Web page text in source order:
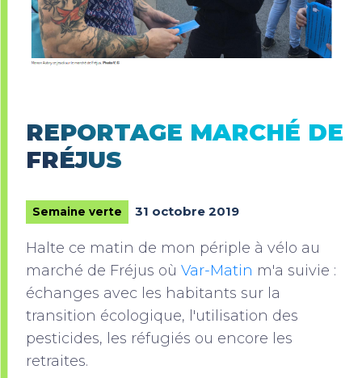
REPORTAGE MARCHÉ DE
FRÉJUS
Semaine verte 31 octobre 2019
Halte ce matin de mon périple à vélo au
marché de Fréjus où Var-Matin m'a suivie :
échanges avec les habitants sur la
transition écologique, l'utilisation des
pesticides, les réfugiés ou encore les
retraites.